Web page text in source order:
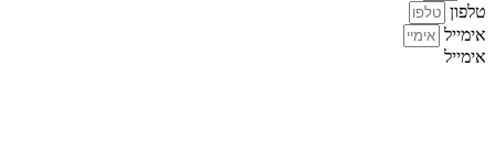
טלפון
אימייל
אימייל